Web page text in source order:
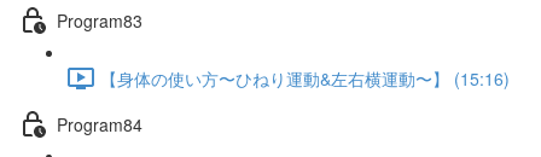
Program83
【身体の使い方〜ひねり運動&左右横運動〜】 (15:16)
Program84